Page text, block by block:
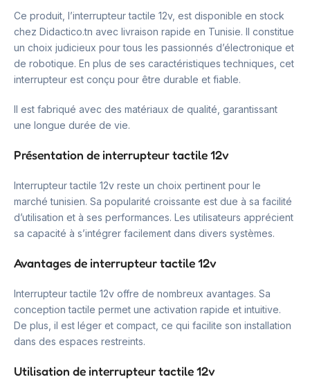
Ce produit, l’interrupteur tactile 12v, est disponible en stock
chez Didactico.tn avec livraison rapide en Tunisie. Il constitue
un choix judicieux pour tous les passionnés d’électronique et
de robotique. En plus de ses caractéristiques techniques, cet
interrupteur est conçu pour être durable et fiable.
Il est fabriqué avec des matériaux de qualité, garantissant
une longue durée de vie.
Présentation de interrupteur tactile 12v
Interrupteur tactile 12v reste un choix pertinent pour le
marché tunisien. Sa popularité croissante est due à sa facilité
d’utilisation et à ses performances. Les utilisateurs apprécient
sa capacité à s’intégrer facilement dans divers systèmes.
Avantages de interrupteur tactile 12v
Interrupteur tactile 12v offre de nombreux avantages. Sa
conception tactile permet une activation rapide et intuitive.
De plus, il est léger et compact, ce qui facilite son installation
dans des espaces restreints.
Utilisation de interrupteur tactile 12v